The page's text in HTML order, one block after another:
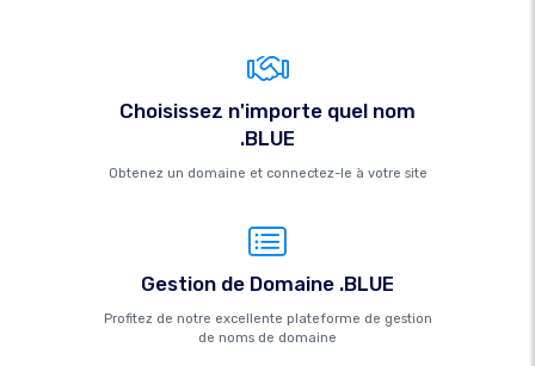
Choisissez n'importe quel nom
.BLUE
Obtenez un domaine et connectez-le à votre site
Gestion de Domaine .BLUE
Profitez de notre excellente plateforme de gestion
de noms de domaine